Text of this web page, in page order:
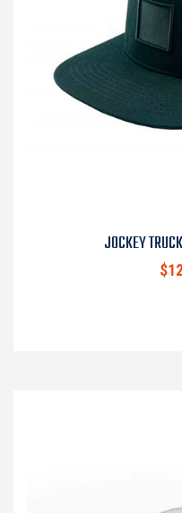
JOCKEY